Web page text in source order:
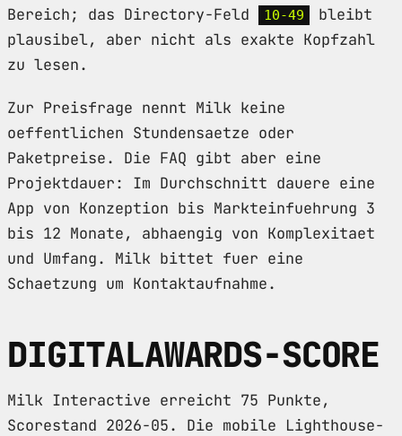
Bereich; das Directory-Feld
10-49
bleibt
plausibel, aber nicht als exakte Kopfzahl
zu lesen.
Zur Preisfrage nennt Milk keine
oeffentlichen Stundensaetze oder
Paketpreise. Die FAQ gibt aber eine
Projektdauer: Im Durchschnitt dauere eine
App von Konzeption bis Markteinfuehrung 3
bis 12 Monate, abhaengig von Komplexitaet
und Umfang. Milk bittet fuer eine
Schaetzung um Kontaktaufnahme.
DIGITALAWARDS-SCORE
Milk Interactive erreicht 75 Punkte,
Scorestand 2026-05. Die mobile Lighthouse-